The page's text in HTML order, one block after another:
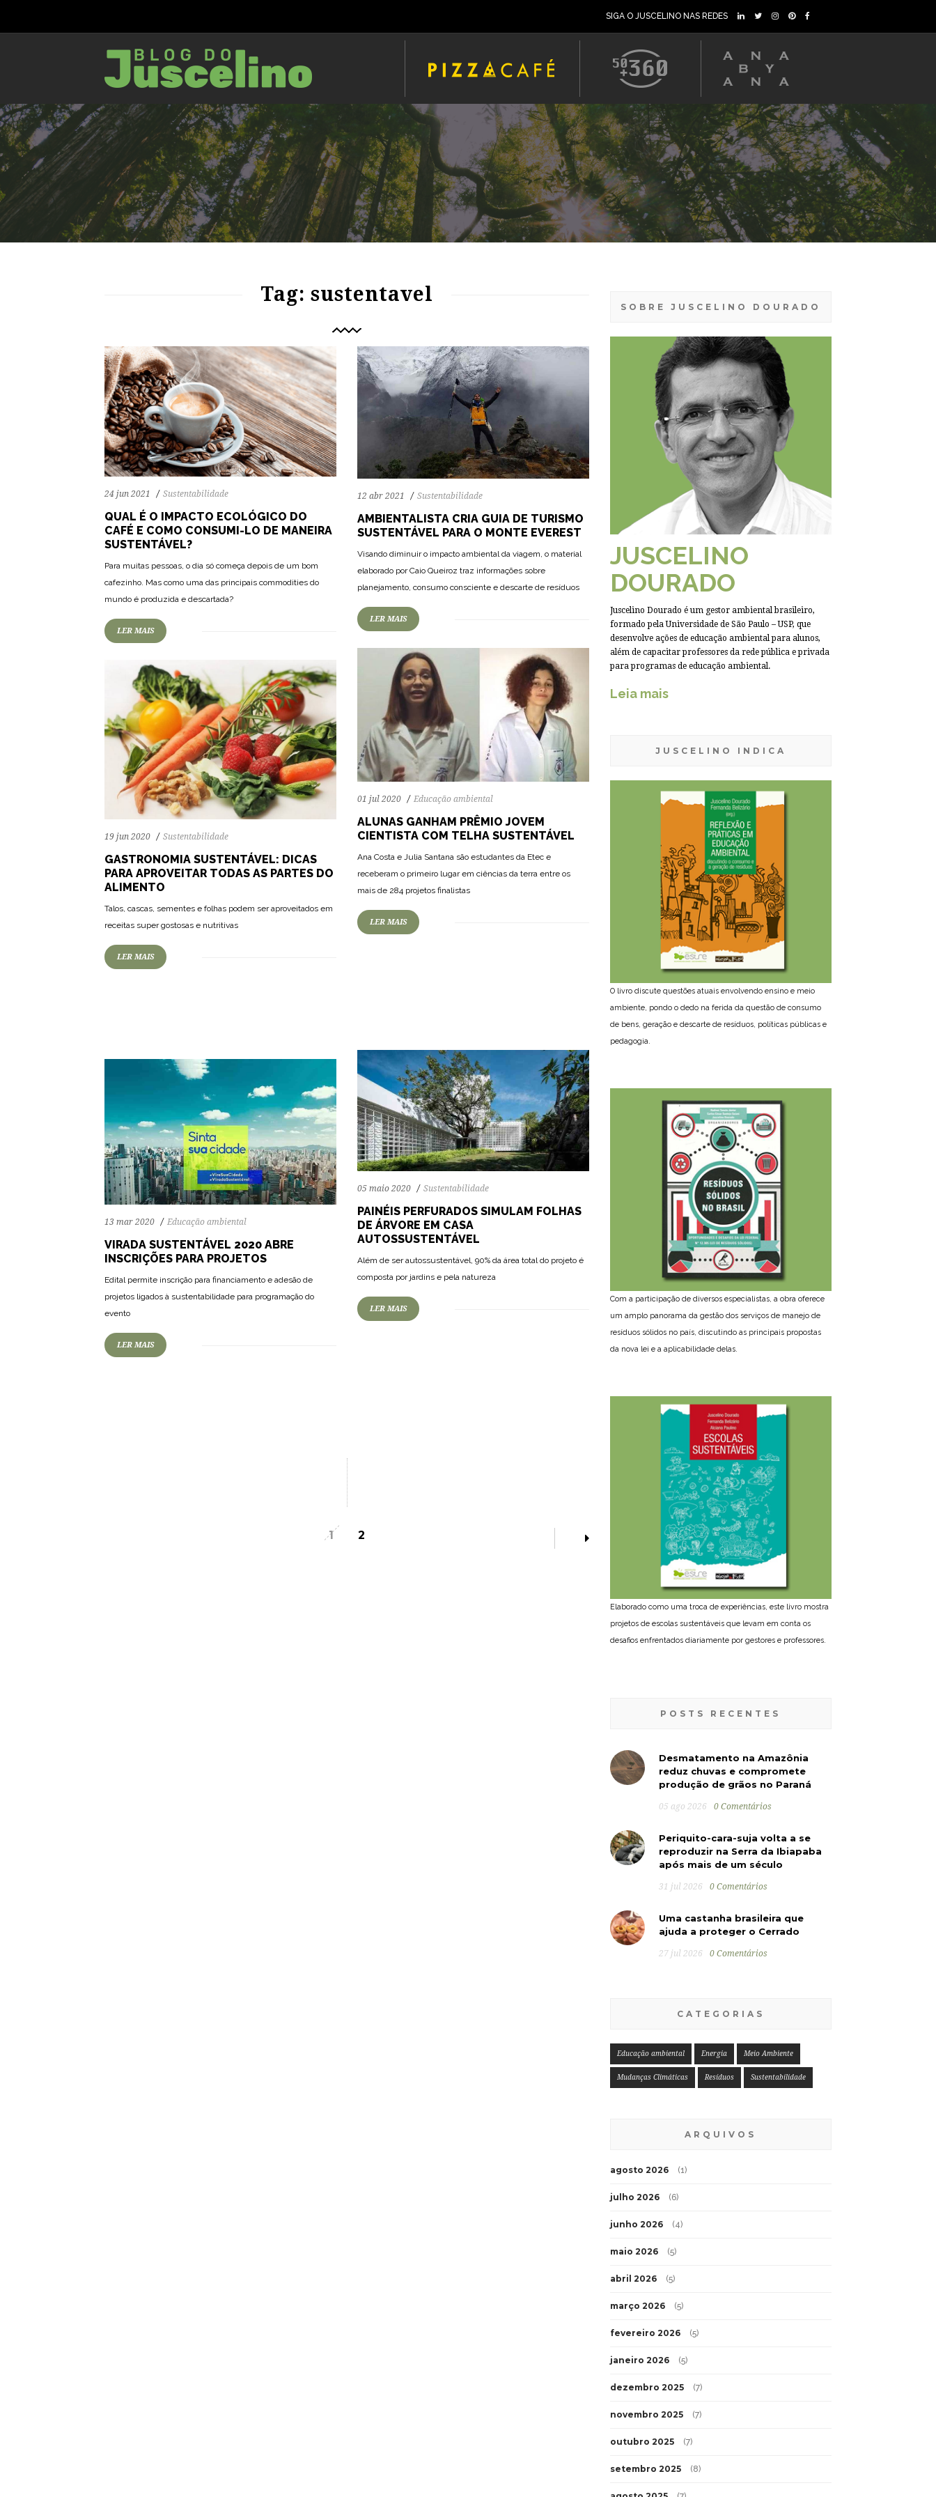
SIGA O JUSCELINO NAS REDES
Tag: sustentavel
24 jun 2021 Sustentabilidade
QUAL É O IMPACTO ECOLÓGICO DO
CAFÉ E COMO CONSUMI-LO DE MANEIRA
SUSTENTÁVEL?
Para muitas pessoas, o dia só começa depois de um bom
cafezinho. Mas como uma das principais commodities do
mundo é produzida e descartada?
LER MAIS
12 abr 2021 Sustentabilidade
AMBIENTALISTA CRIA GUIA DE TURISMO
SUSTENTÁVEL PARA O MONTE EVEREST
Visando diminuir o impacto ambiental da viagem, o material
elaborado por Caio Queiroz traz informações sobre
planejamento, consumo consciente e descarte de resíduos
LER MAIS
01 jul 2020 Educação ambiental
ALUNAS GANHAM PRÊMIO JOVEM
CIENTISTA COM TELHA SUSTENTÁVEL
Ana Costa e Julia Santana são estudantes da Etec e
receberam o primeiro lugar em ciências da terra entre os
mais de 284 projetos finalistas
LER MAIS
19 jun 2020 Sustentabilidade
GASTRONOMIA SUSTENTÁVEL: DICAS
PARA APROVEITAR TODAS AS PARTES DO
ALIMENTO
Talos, cascas, sementes e folhas podem ser aproveitados em
receitas super gostosas e nutritivas
LER MAIS
05 maio 2020 Sustentabilidade
PAINÉIS PERFURADOS SIMULAM FOLHAS
DE ÁRVORE EM CASA
AUTOSSUSTENTÁVEL
Além de ser autossustentável, 90% da área total do projeto é
composta por jardins e pela natureza
LER MAIS
13 mar 2020 Educação ambiental
VIRADA SUSTENTÁVEL 2020 ABRE
INSCRIÇÕES PARA PROJETOS
Edital permite inscrição para financiamento e adesão de
projetos ligados à sustentabilidade para programação do
evento
LER MAIS
1 2
SOBRE JUSCELINO DOURADO
JUSCELINO
DOURADO
Juscelino Dourado é um gestor ambiental brasileiro,
formado pela Universidade de São Paulo – USP, que
desenvolve ações de educação ambiental para alunos,
além de capacitar professores da rede pública e privada
para programas de educação ambiental.
Leia mais
JUSCELINO INDICA
O livro discute questões atuais envolvendo ensino e meio
ambiente, pondo o dedo na ferida da questão de consumo
de bens, geração e descarte de resíduos, políticas públicas e
pedagogia.
Com a participação de diversos especialistas, a obra oferece
um amplo panorama da gestão dos serviços de manejo de
resíduos sólidos no país, discutindo as principais propostas
da nova lei e a aplicabilidade delas.
Elaborado como uma troca de experiências, este livro mostra
projetos de escolas sustentáveis que levam em conta os
desafios enfrentados diariamente por gestores e professores.
POSTS RECENTES
Desmatamento na Amazônia
reduz chuvas e compromete
produção de grãos no Paraná
05 ago 2026 0 Comentários
Periquito-cara-suja volta a se
reproduzir na Serra da Ibiapaba
após mais de um século
31 jul 2026 0 Comentários
Uma castanha brasileira que
ajuda a proteger o Cerrado
27 jul 2026 0 Comentários
CATEGORIAS
Educação ambiental Energia Meio Ambiente
Mudanças Climáticas Resíduos Sustentabilidade
ARQUIVOS
agosto 2026 (1)
julho 2026 (6)
junho 2026 (4)
maio 2026 (5)
abril 2026 (5)
março 2026 (5)
fevereiro 2026 (5)
janeiro 2026 (5)
dezembro 2025 (7)
novembro 2025 (7)
outubro 2025 (7)
setembro 2025 (8)